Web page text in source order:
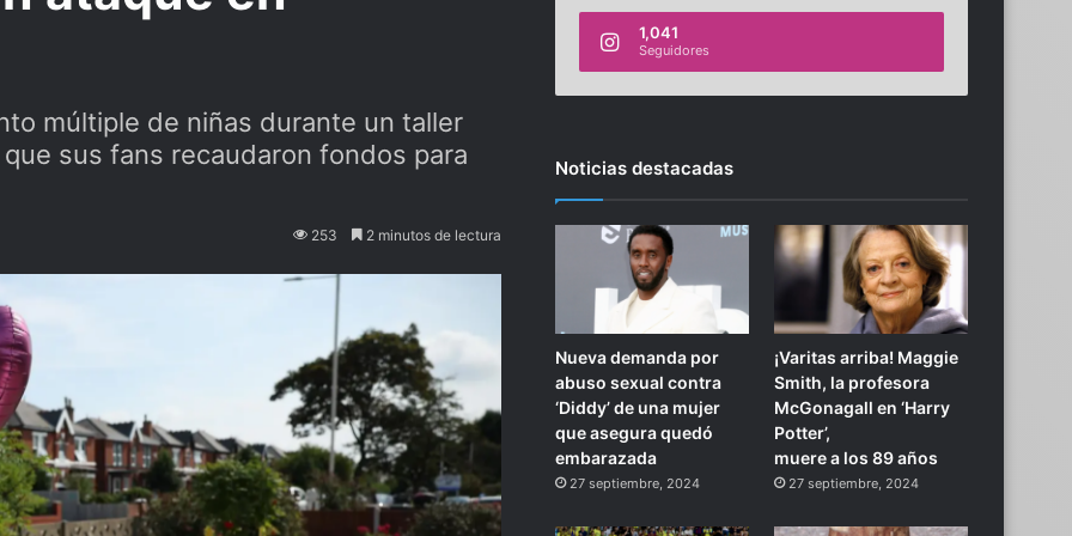
múltiple de niñas durante un taller
sus fans recaudaron fondos para
253 2 minutos de lectura
1,041
Seguidores
Noticias destacadas
Nueva demanda por
abuso sexual contra
‘Diddy’ de una mujer
que asegura quedó
embarazada
27 septiembre, 2024
¡Varitas arriba! Maggie
Smith, la profesora
McGonagall en ‘Harry
Potter’,
muere a los 89 años
27 septiembre, 2024